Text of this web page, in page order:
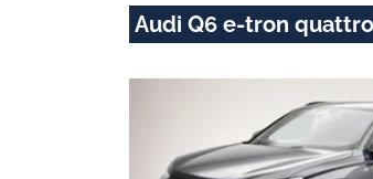
Audi Q6 e-tron